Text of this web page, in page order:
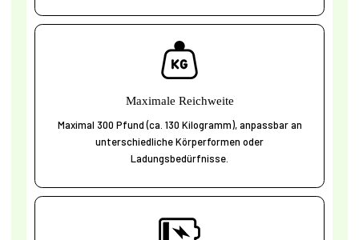
Maximale Reichweite
Maximal 300 Pfund (ca. 130 Kilogramm), anpassbar an
unterschiedliche Körperformen oder
Ladungsbedürfnisse.